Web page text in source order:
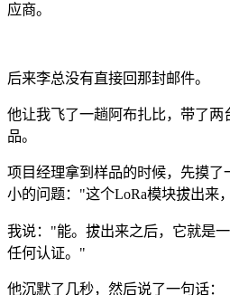
应商。
后来李总没有直接回那封邮件。
他让我飞了一趟阿布扎比，带了两
品。
项目经理拿到样品的时候，先摸了
小的问题："这个LoRa模块拔出来
我说："能。拔出来之后，它就是
任何认证。"
他沉默了几秒，然后说了一句话：